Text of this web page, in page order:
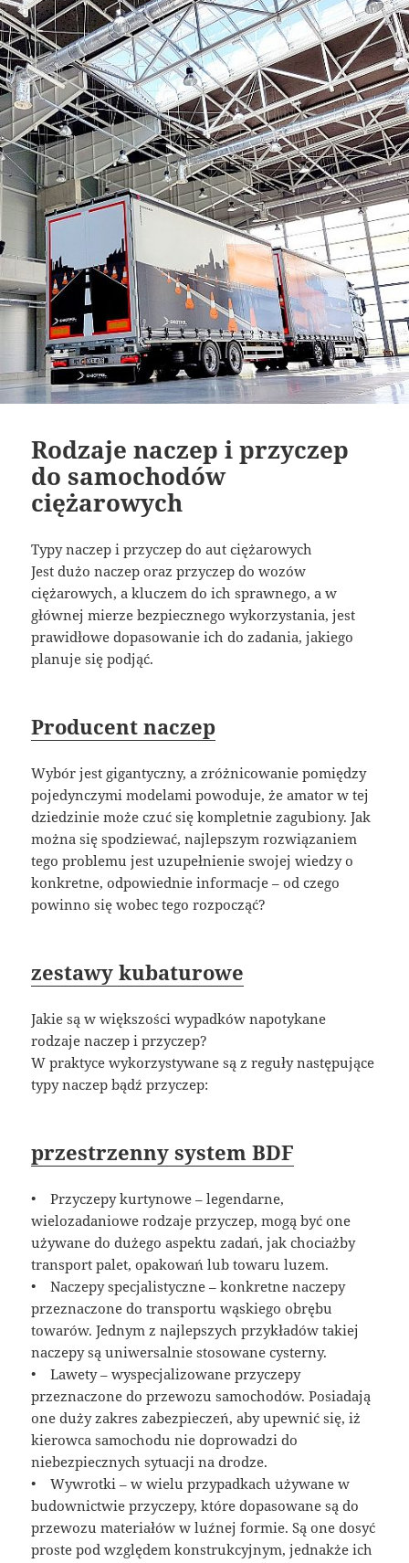
Rodzaje naczep i przyczep
do samochodów
ciężarowych
Typy naczep i przyczep do aut ciężarowych
Jest dużo naczep oraz przyczep do wozów
ciężarowych, a kluczem do ich sprawnego, a w
głównej mierze bezpiecznego wykorzystania, jest
prawidłowe dopasowanie ich do zadania, jakiego
planuje się podjąć.
Producent naczep
Wybór jest gigantyczny, a zróżnicowanie pomiędzy
pojedynczymi modelami powoduje, że amator w tej
dziedzinie może czuć się kompletnie zagubiony. Jak
można się spodziewać, najlepszym rozwiązaniem
tego problemu jest uzupełnienie swojej wiedzy o
konkretne, odpowiednie informacje – od czego
powinno się wobec tego rozpocząć?
zestawy kubaturowe
Jakie są w większości wypadków napotykane
rodzaje naczep i przyczep?
W praktyce wykorzystywane są z reguły następujące
typy naczep bądź przyczep:
przestrzenny system BDF
• Przyczepy kurtynowe – legendarne,
wielozadaniowe rodzaje przyczep, mogą być one
używane do dużego aspektu zadań, jak chociażby
transport palet, opakowań lub towaru luzem.
• Naczepy specjalistyczne – konkretne naczepy
przeznaczone do transportu wąskiego obrębu
towarów. Jednym z najlepszych przykładów takiej
naczepy są uniwersalnie stosowane cysterny.
• Lawety – wyspecjalizowane przyczepy
przeznaczone do przewozu samochodów. Posiadają
one duży zakres zabezpieczeń, aby upewnić się, iż
kierowca samochodu nie doprowadzi do
niebezpiecznych sytuacji na drodze.
• Wywrotki – w wielu przypadkach używane w
budownictwie przyczepy, które dopasowane są do
przewozu materiałów w luźnej formie. Są one dosyć
proste pod względem konstrukcyjnym, jednakże ich